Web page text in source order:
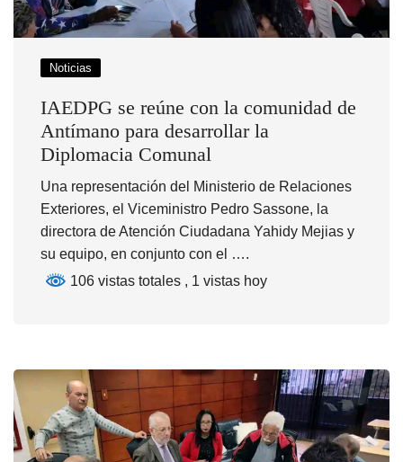
Noticias
IAEDPG se reúne con la comunidad de
Antímano para desarrollar la
Diplomacia Comunal
Una representación del Ministerio de Relaciones
Exteriores, el Viceministro Pedro Sassone, la
directora de Atención Ciudadana Yahidy Mejias y
su equipo, en conjunto con el ….
106 vistas totales , 1 vistas hoy